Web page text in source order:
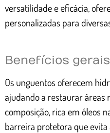
versatilidade e eficácia,
personalizadas para
Benefícios gerais
Os unguentos oferecem
ajudando a restaurar áreas
composição, rica em óleos
barreira protetora que